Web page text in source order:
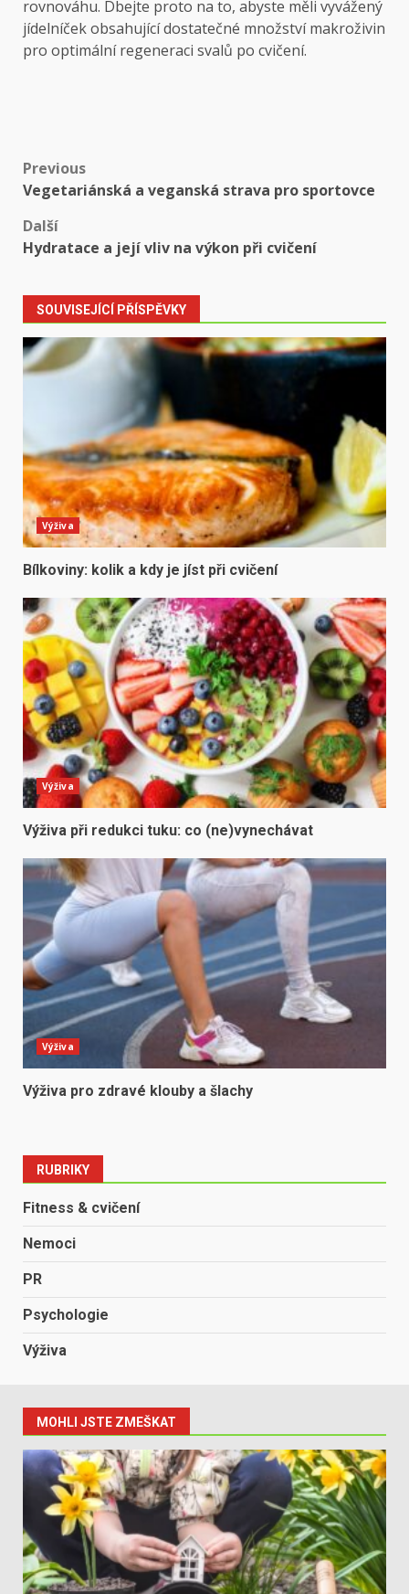
rovnováhu. Dbejte proto na to, abyste měli vyvážený
jídelníček obsahující dostatečné množství makroživin
pro optimální regeneraci svalů po cvičení.
Post
navigation
Previous
Vegetariánská a veganská strava pro sportovce
Další
Hydratace a její vliv na výkon při cvičení
SOUVISEJÍCÍ PŘÍSPĚVKY
Výživa
Bílkoviny: kolik a kdy je jíst při cvičení
Výživa
Výživa při redukci tuku: co (ne)vynechávat
Výživa
Výživa pro zdravé klouby a šlachy
RUBRIKY
Fitness & cvičení
Nemoci
PR
Psychologie
Výživa
MOHLI JSTE ZMEŠKAT